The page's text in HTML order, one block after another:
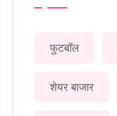
फुटबॉल
शेयर बाजार